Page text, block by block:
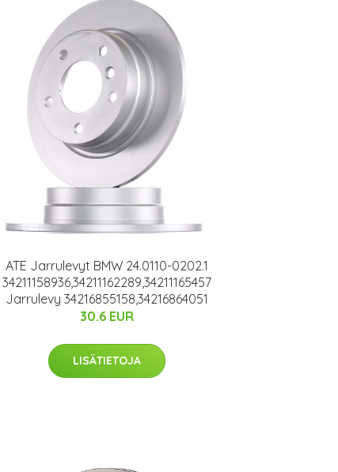
ATE Jarrulevyt BMW 24.0110-0202.1
34211158936,34211162289,34211165457
Jarrulevy 34216855158,34216864051
30.6 EUR
LISÄTIETOJA